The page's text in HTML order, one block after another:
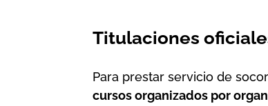
Titulaciones
Para prestar servicio de
cursos organizados por